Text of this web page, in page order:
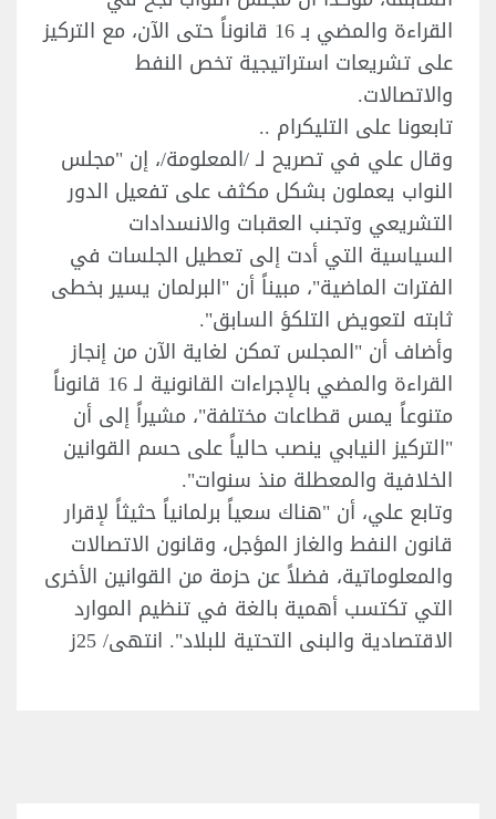
القراءة والمضي بـ 16 قانوناً حتى الآن، مع التركيز
على تشريعات استراتيجية تخص النفط
والاتصالات.
تابعونا على التليكرام ..
وقال علي في تصريح لـ /المعلومة/، إن "مجلس
النواب يعملون بشكل مكثف على تفعيل الدور
التشريعي وتجنب العقبات والانسدادات
السياسية التي أدت إلى تعطيل الجلسات في
الفترات الماضية"، مبيناً أن "البرلمان يسير بخطى
ثابته لتعويض التلكؤ السابق".
وأضاف أن "المجلس تمكن لغاية الآن من إنجاز
القراءة والمضي بالإجراءات القانونية لـ 16 قانوناً
متنوعاً يمس قطاعات مختلفة"، مشيراً إلى أن
"التركيز النيابي ينصب حالياً على حسم القوانين
الخلافية والمعطلة منذ سنوات".
وتابع علي، أن "هناك سعياً برلمانياً حثيثاً لإقرار
قانون النفط والغاز المؤجل، وقانون الاتصالات
والمعلوماتية، فضلاً عن حزمة من القوانين الأخرى
التي تكتسب أهمية بالغة في تنظيم الموارد
الاقتصادية والبنى التحتية للبلاد". انتهى/ 25ز